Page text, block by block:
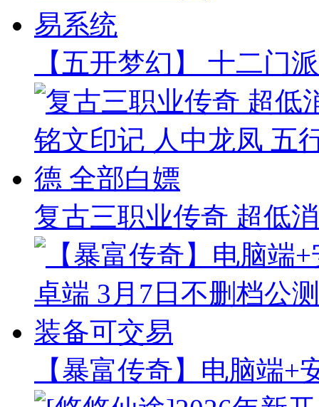
【五开梦幻】 十二门
复古三职业传奇 超低
【暴富传奇】电脑端+